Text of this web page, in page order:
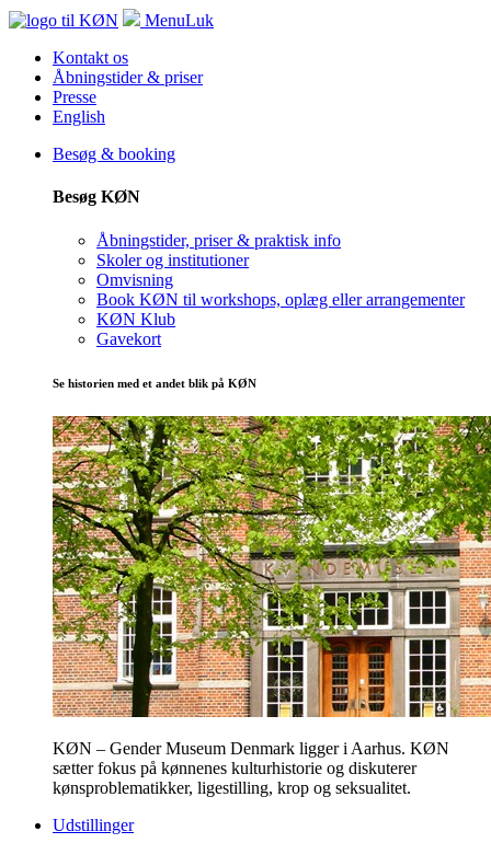
MenuLuk
Kontakt os
Åbningstider & priser
Presse
English
Besøg & booking
Besøg KØN
Åbningstider, priser & praktisk info
Skoler og institutioner
Omvisning
Book KØN til workshops, oplæg eller arrangementer
KØN Klub
Gavekort
Se historien med et andet blik på KØN
KØN – Gender Museum Denmark ligger i Aarhus. KØN
sætter fokus på kønnenes kulturhistorie og diskuterer
kønsproblematikker, ligestilling, krop og seksualitet.
Udstillinger